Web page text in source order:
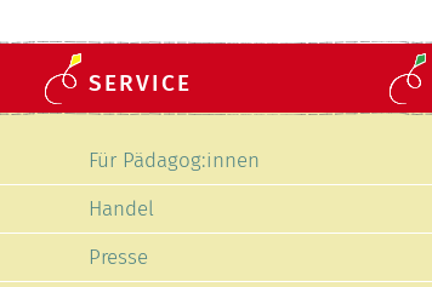
SERVICE
überspringen
Für Pädagog:innen
Handel
Presse